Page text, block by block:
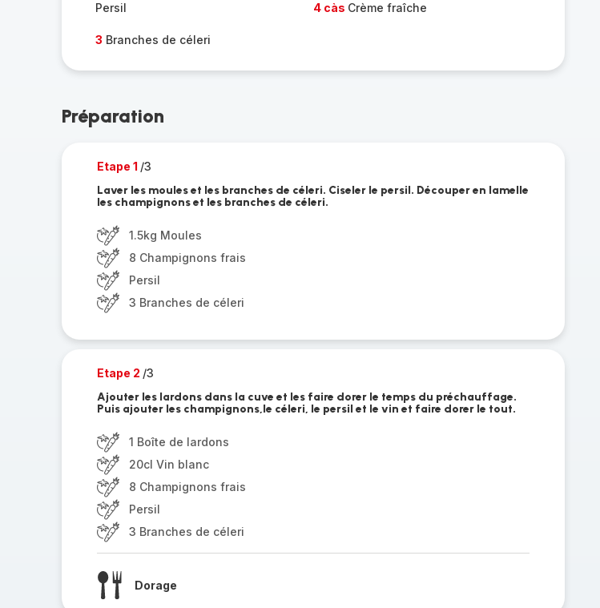
Persil 4 càs Crème fraîche
3 Branches de céleri
Préparation
Etape 1 /3
Laver les moules et les branches de céleri. Ciseler le persil. Découper en lamelle
les champignons et les branches de céleri.
1.5kg Moules
8 Champignons frais
Persil
3 Branches de céleri
Etape 2 /3
Ajouter les lardons dans la cuve et les faire dorer le temps du préchauffage.
Puis ajouter les champignons,le céleri, le persil et le vin et faire dorer le tout.
1 Boîte de lardons
20cl Vin blanc
8 Champignons frais
Persil
3 Branches de céleri
Dorage